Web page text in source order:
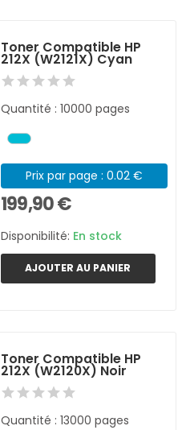
Toner Compatible HP
212X (W2121X) Cyan
Quantité : 10000 pages
Prix par page : 0.02 €
199,90 €
Disponibilité: En stock
AJOUTER AU PANIER
Toner Compatible HP
212X (W2120X) Noir
Quantité : 13000 pages